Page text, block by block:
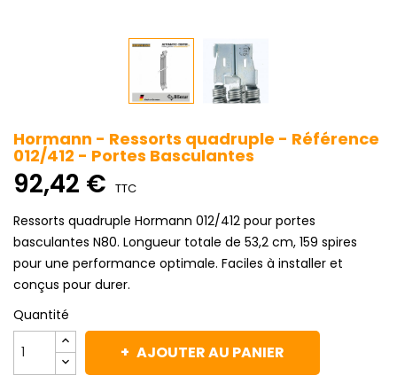
Hormann - Ressorts quadruple - Référence
012/412 - Portes Basculantes
92,42 € TTC
Ressorts quadruple Hormann 012/412 pour portes
basculantes N80. Longueur totale de 53,2 cm, 159 spires
pour une performance optimale. Faciles à installer et
conçus pour durer.
Quantité
AJOUTER AU PANIER